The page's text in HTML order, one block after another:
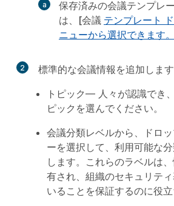
保存済みの会議テンプレ
は、[会議 テンプレート
ニューから選択できます。
2
標準的な会議情報を追加します
トピック— 人々が認識でき
ピックを選んでください。
会議分類レベルから、ドロ
ーを選択して、利用可能な
します。これらのラベルは
有され、組織のセキュリテ
いることを保証するのに役立